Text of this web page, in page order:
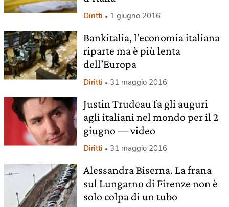
Diritti 1 giugno 2016
Bankitalia, l’economia italiana
riparte ma è più lenta
dell’Europa
Diritti 31 maggio 2016
Justin Trudeau fa gli auguri
agli italiani nel mondo per il 2
giugno — video
Diritti 31 maggio 2016
Alessandra Biserna. La frana
sul Lungarno di Firenze non è
solo colpa di un tubo